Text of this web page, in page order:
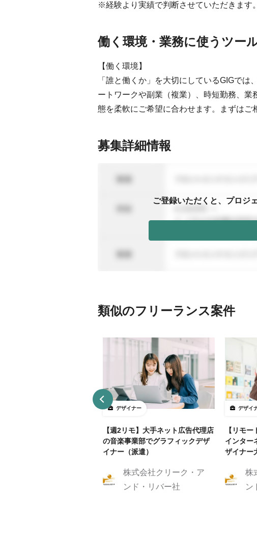
※経験より実績で判断させていただきます
働く環境・業務に使うツー
【働く環境】
「誰と働くか」を大切にしているGIGで
ートワークや副業（複業）、時短勤務、
態を柔軟にご希望に合わせます。まずはご
募集詳細情報
ご登録いただくと、プロジ
類似のフリーランス案件
デザイナー
【週2リモ】大手ネット広告代理店
の音楽事業部でグラフィックデザ
イナー（派遣）
株式会社クリーク・ア
ンド・リバー社
デザイ
【リモ
インター
ザイナー
株
ン